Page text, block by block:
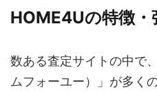
HOME4Uの特徴・
数ある査定サイトの中で
ムフォーユー）」が多く